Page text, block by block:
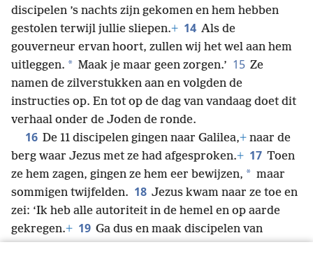
discipelen ’s nachts zijn gekomen en hem hebben
gestolen terwijl jullie sliepen.+ 14 Als de
gouverneur ervan hoort, zullen wij het wel aan hem
uitleggen. * Maak je maar geen zorgen.’ 15 Ze
namen de zilverstukken aan en volgden de
instructies op. En tot op de dag van vandaag doet dit
verhaal onder de Joden de ronde.
16 De 11 discipelen gingen naar Galilea,+ naar de
berg waar Jezus met ze had afgesproken.+ 17 Toen
ze hem zagen, gingen ze hem eer bewijzen, * maar
sommigen twijfelden. 18 Jezus kwam naar ze toe en
zei: ‘Ik heb alle autoriteit in de hemel en op aarde
gekregen.+ 19 Ga dus en maak discipelen van